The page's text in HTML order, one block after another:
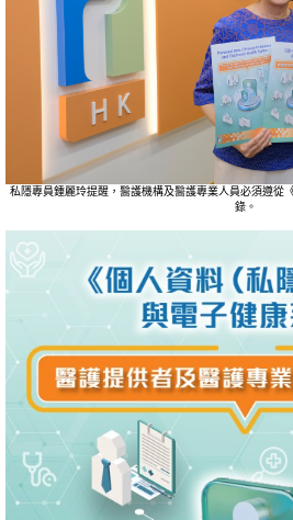
私隱專員鍾麗玲提醒，醫護機構及醫護專業人員必須遵從
錄。